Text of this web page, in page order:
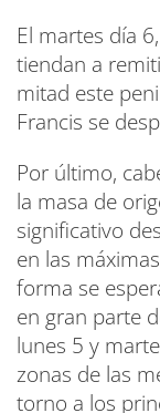
El martes día
tiendan a
mitad este
Francis se
Por último,
la masa de
significativo
en las
forma se
en gran parte
lunes 5 y
zonas de las
torno a los